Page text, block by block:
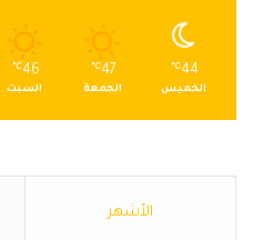
44
℃
الخميس
47
℃
الجمعة
46
℃
السبت
الأشهر